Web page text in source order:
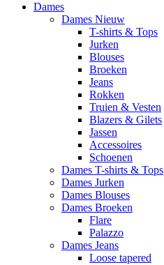
Dames
Dames Nieuw
T-shirts & Tops
Jurken
Blouses
Broeken
Jeans
Rokken
Truien & Vesten
Blazers & Gilets
Jassen
Accessoires
Schoenen
Dames T-shirts & Tops
Dames Jurken
Dames Blouses
Dames Broeken
Flare
Palazzo
Dames Jeans
Loose tapered